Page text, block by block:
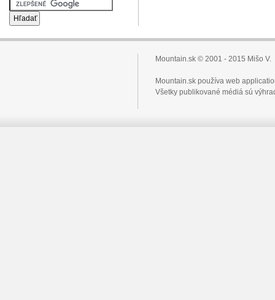
Mountain.sk © 2001 - 2015 Mišo V.
Mountain.sk používa web
Všetky publikované médiá sú